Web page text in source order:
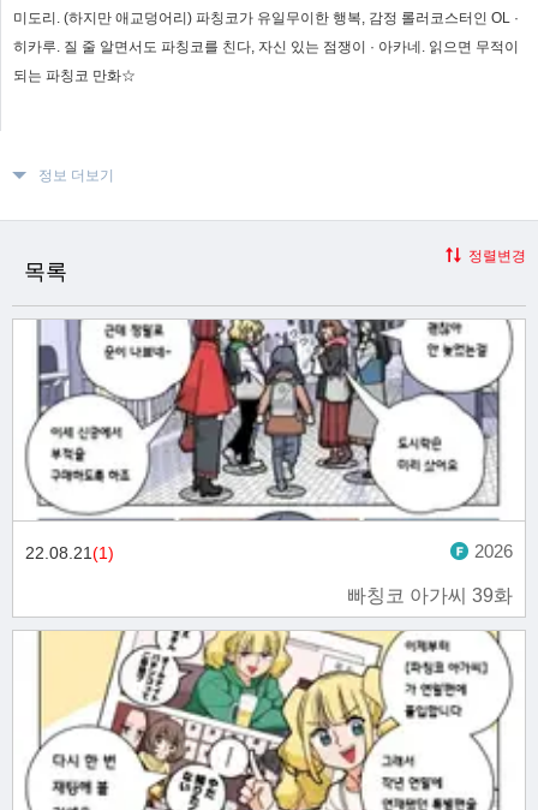
미도리. (하지만 애교덩어리) 파칭코가 유일무이한 행복, 감정 롤러코스터인 OL ·
히카루. 질 줄 알면서도 파칭코를 친다, 자신 있는 점쟁이 · 아카네. 읽으면 무적이
되는 파칭코 만화☆
정보 더보기
목록
정렬변경
빠칭코 아가씨 39화
22.08.21(1) 2026